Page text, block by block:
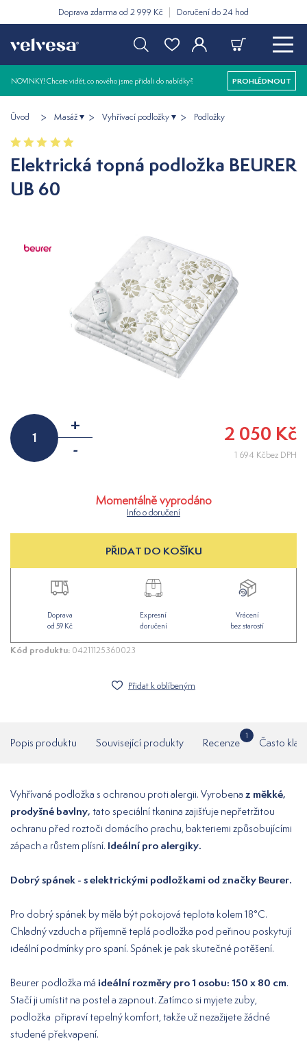
Doprava zdarma od 2 999 Kč Doručení do 24 hod
NOVINKY! Chcete vidět, co nového jsme přidali do nabídky? PROHLÉDNOUT
Úvod Masáž Vyhřívací podložky Podložky
Elektrická topná podložka BEURER
UB 60
+
-
2 050 Kč
1 694 Kčbez DPH
Momentálně vyprodáno
Info o doručení
PŘIDAT DO KOŠÍKU
Doprava
od 59 Kč
Expresní
doručení
Vrácení
bez starostí
Kód produktu: 04211125360023
Přidat k oblíbeným
Popis produktu Související produkty Recenze
1
Často
Vyhřívaná podložka s ochranou proti alergii. Vyrobena z měkké,
prodyšné bavlny, tato speciální tkanina zajišťuje nepřetržitou
ochranu před roztoči domácího prachu, bakteriemi způsobujícími
zápach a růstem plísní. Ideální pro alergiky.
Dobrý spánek - s elektrickými podložkami od značky Beurer.
Pro dobrý spánek by měla být pokojová teplota kolem 18°C.
Chladný vzduch a příjemně teplá podložka pod peřinou poskytují
ideální podmínky pro spaní. Spánek je pak skutečné potěšení.
Beurer podložka má ideální rozměry pro 1 osobu: 150 x 80 cm.
Stačí ji umístit na postel a zapnout. Zatímco si myjete zuby,
podložka připraví tepelný komfort, takže už nezažijete žádné
studené překvapení.